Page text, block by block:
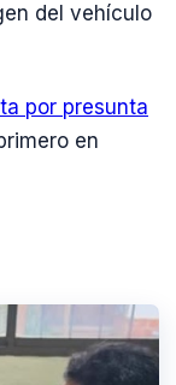
del vehículo
por presunta
en